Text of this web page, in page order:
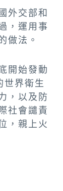
外交部和
，運用事
做法。
開始發動
世界衛生
，以及防
社會譴責
，親上火